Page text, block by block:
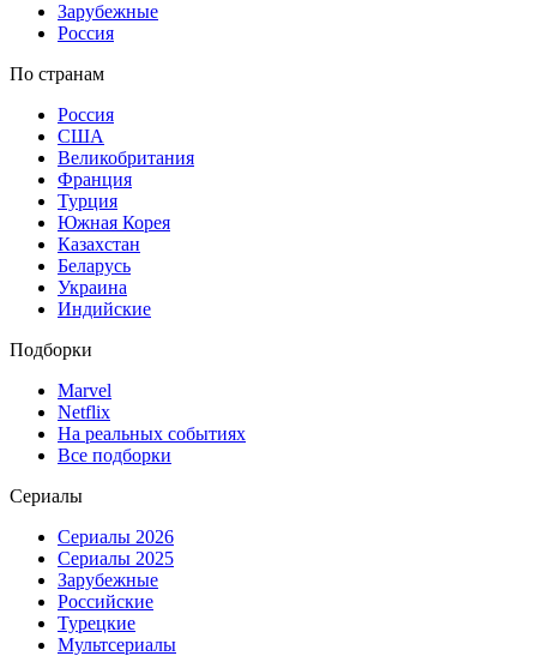
Зарубежные
Россия
По странам
Россия
США
Великобритания
Франция
Турция
Южная Корея
Казахстан
Беларусь
Украина
Индийские
Подборки
Marvel
Netflix
На реальных событиях
Все подборки
Сериалы
Сериалы 2026
Сериалы 2025
Зарубежные
Российские
Турецкие
Мультсериалы